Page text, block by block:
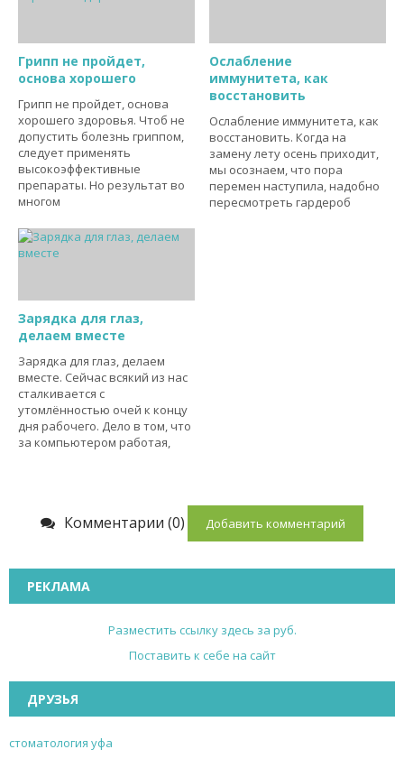
Грипп не пройдет,
основа хорошего
Грипп не пройдет, основа
хорошего здоровья. Чтоб не
допустить болезнь гриппом,
следует применять
высокоэффективные
препараты. Но результат во
многом
Ослабление
иммунитета, как
восстановить
Ослабление иммунитета, как
восстановить. Когда на
замену лету осень приходит,
мы осознаем, что пора
перемен наступила, надобно
пересмотреть гардероб
Зарядка для глаз,
делаем вместе
Зарядка для глаз, делаем
вместе. Сейчас всякий из нас
сталкивается с
утомлённостью очей к концу
дня рабочего. Дело в том, что
за компьютером работая,
Комментарии (0) Добавить комментарий
РЕКЛАМА
Разместить ссылку здесь за руб.
Поставить к себе на сайт
ДРУЗЬЯ
стоматология уфа